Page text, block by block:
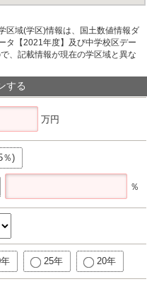
区域(学区)情報は、国土数値情報ダ
タ【2021年度】及び中学校区デー
、記載情報が現在の学区域と異な
する
万円
％)
％
25年 20年